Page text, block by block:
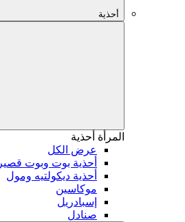
أحذية
المرأة أحذية
عرض الكل
أحذية بوت وبوت قصير
أحذية ديكولتيه ومول
موكاسين
إسبادريل
صنادل